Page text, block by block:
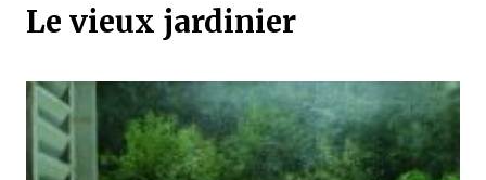
Le vieux jardinier